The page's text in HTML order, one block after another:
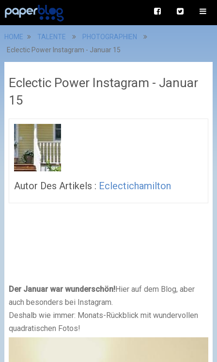
HOME TALENTE
PHOTOGRAPHIEN
Eclectic Power Instagram - Januar 15
Eclectic Power Instagram - Januar
15
Autor Des Artikels : Eclectichamilton
Der Januar war wunderschön!Hier auf dem Blog, aber
auch besonders bei Instagram.
Deshalb wie immer: Monats-Rückblick mit wundervollen
quadratischen Fotos!